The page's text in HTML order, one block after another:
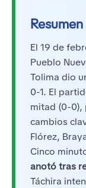
El 19 de
Pueblo
Tolima dio
0-1. El
mitad (0-0),
cambios
Flórez,
Cinco
anotó tras
Táchira